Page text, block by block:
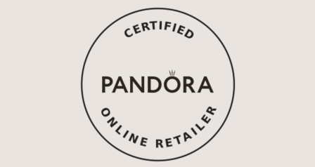
Politique de remboursement